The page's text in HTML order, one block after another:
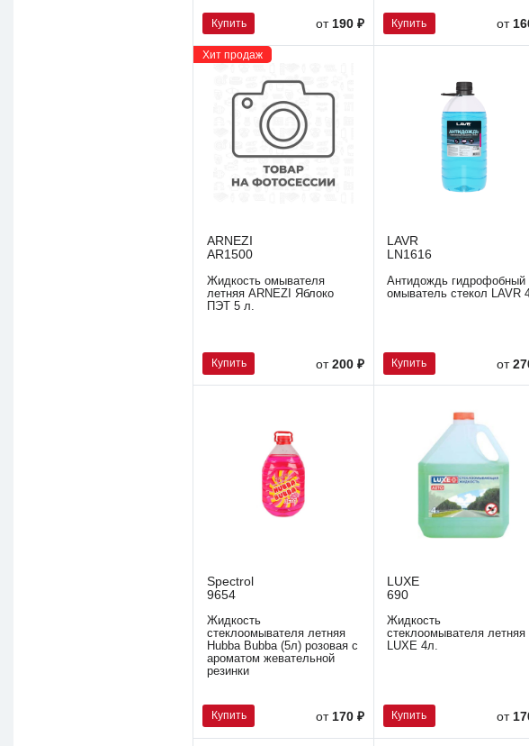
Купить от190 ₽ Купить от
Хит продаж
ARNEZI
AR1500
Жидкость омывателя
летняя ARNEZI Яблоко
ПЭТ 5 л.
Купить от200 ₽
LAVR
LN1616
Антидождь гидрофобный
омыватель стекол LAVR
Купить от
Spectrol
9654
Жидкость
стеклоомывателя летняя
Hubba Bubba (5л) розовая с
ароматом жевательной
резинки
Купить от 170 ₽
LUXE
690
Жидкость
стеклоомывателя летняя
LUXE 4л.
Купить от